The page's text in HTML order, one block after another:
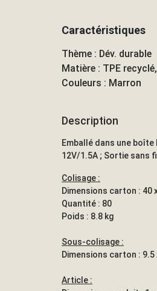
Caractéristiques
Thème : Dév. durable
Matière : TPE
Couleurs : Marron
Description
Emballé dans une
12V/1.5A ; Sortie sans
Colisage :
Dimensions carton : 40
Quantité : 80
Poids : 8.8 kg
Sous-colisage :
Dimensions carton : 9.5
Article :